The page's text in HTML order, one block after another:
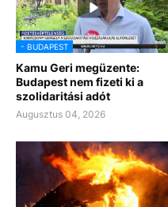
- BUDAPEST
Kamu Geri megüzente:
Budapest nem fizeti ki a
szolidaritási adót
Augusztus 04, 2026